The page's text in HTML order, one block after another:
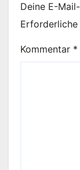
Deine E-
Erforderliche
Kommentar *